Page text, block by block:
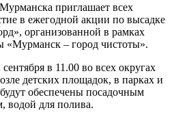
приглашает всех
в ежегодной акции по высадке
организованной в рамках
«Мурманск – город чистоты».
в 11.00 во всех округах
детских площадок, в парках и
обеспечены посадочным
водой для полива.